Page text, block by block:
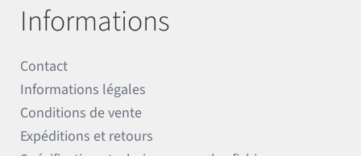
Informations
Contact
Informations légales
Conditions de vente
Expéditions et retours